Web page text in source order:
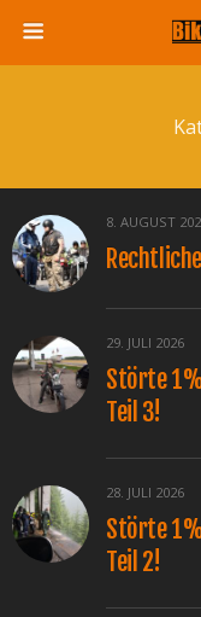
8. AUGUST
29. JULI 2026
Störte
Teil 3!
28. JULI 2026
Störte
Teil 2!